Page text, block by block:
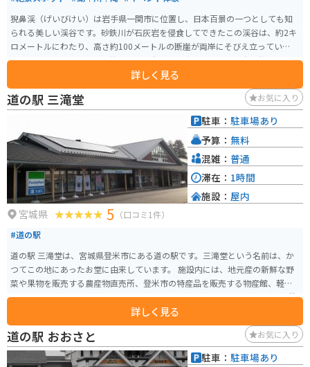
猊鼻渓（げいびけい）は岩手県一関市に位置し、日本百景の一つとしても知
られる美しい渓谷です。砂鉄川が石灰岩を侵食してできたこの渓谷は、約2キ
ロメートルにわたり、高さ約100メートルの断崖が両岸にそびえ立っていま
す。猊鼻渓の名物として、船頭が棹一本で操る舟下りがあり、春の桜、夏の新
緑、秋の紅葉など、四季折々の自然美を楽しむことができます。 猊鼻渓は国
の名勝にも指定されており、舟下りでは、船頭が唄う「げいびうた」を聞き
ながら、静かな流れの中を進むことができ、渓谷の美しさを間近で感じるこ
とができます。平泉から車で約30分の距離にあり、岩手県の南部に位置する
この地域を楽しむことができます。舟下り体験は1800円で約90分になりま
す。後半は船頭さんがげいび追分という曲を歌ってくれます。
詳しく見る
道の駅 三滝堂 お気に入り
宮城県 5 （口コミ1件）
#道の駅
道の駅 三滝堂は、宮城県登米市にある道の駅です。三滝堂という名前は、か
つてこの地にあったお堂に由来しています。 施設内には、地元産の新鮮な野
菜や果物を販売する農産物直売所、登米市の特産品を販売する物産館、軽食
コーナーなどがあります。 また、道の駅 三滝堂は、バイクツーリングの休憩
場所としても人気です。周辺には、緑豊かな山々が広がっており、ツーリン
グに最適なルートが数多くあります。 特に、栗原市方面へ続く国道398号線
は、変化に富んだワインディングロードとして知られており、多くのライダ
ーに楽しまれています。 道の駅 三滝堂で休憩する際には、地元産の食材を使
詳しく見る
駐車： 駐車場あり
予算： 無料
混雑： 普通
滞在： 1時間
施設： 屋内
道の駅 おおさと お気に入り
駐車： 駐車場あり